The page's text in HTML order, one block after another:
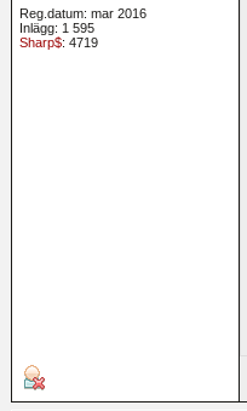
Reg.datum: mar 2016
Inlägg: 1 595
Sharp$: 4719